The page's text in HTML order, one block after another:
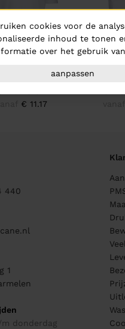
Whailford t-
€ 11.17
Harvest
440
1
donderdag
cookies voor de
inhoud te tonen
over het gebruik
aanpassen